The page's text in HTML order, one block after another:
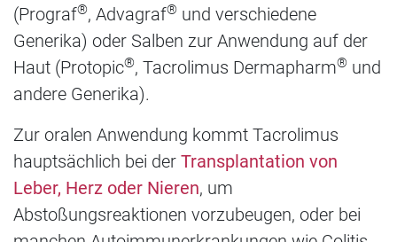
(Prograf®, Advagraf® und verschiedene
Generika) oder Salben zur Anwendung auf der
Haut (Protopic®, Tacrolimus Dermapharm® und
andere Generika).
Zur oralen Anwendung kommt Tacrolimus
hauptsächlich bei der Transplantation von
Leber, Herz oder Nieren, um
Abstoßungsreaktionen vorzubeugen, oder bei